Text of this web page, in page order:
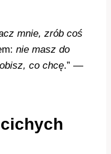
mnie, zrób coś
nie masz do
co chcę.” —